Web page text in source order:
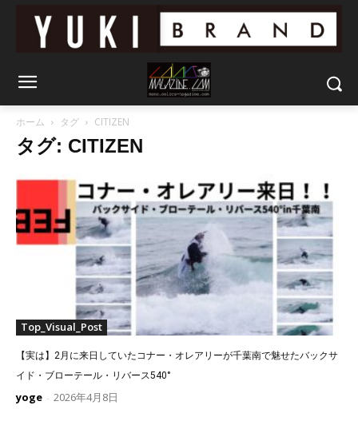
ホーム タグ CITIZEN
タグ: CITIZEN
Top_Visual_Post
【実は】2月に来日していたコナー・オレアリーが千葉南で魅せたバックサ
イド・ブローテール・リバース540°
yoge - 2026年4月8日